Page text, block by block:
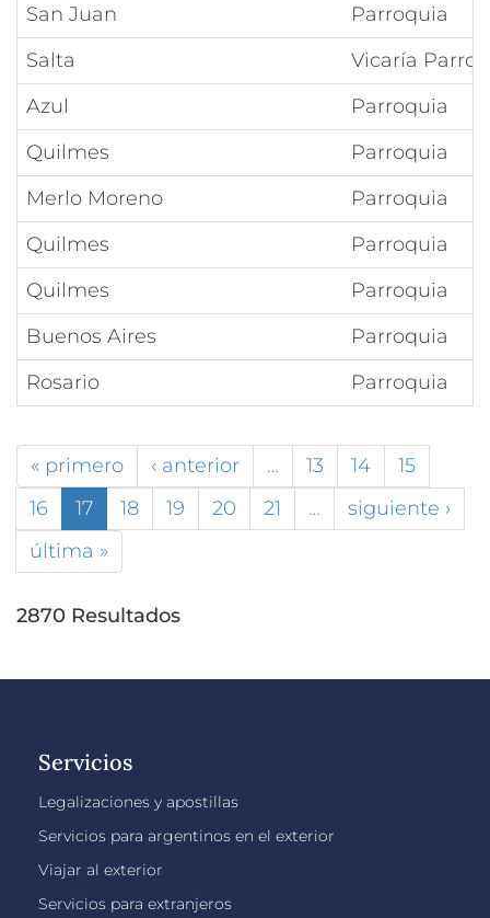
San Juan
Parroquia
Salta
Vicaría
Azul
Parroquia
Quilmes
Parroquia
Merlo Moreno
Parroquia
Quilmes
Parroquia
Quilmes
Parroquia
Buenos Aires
Parroquia
Rosario
Parroquia
« primero ‹ anterior … 13 14
15
16
17 18 19 20 21 …
siguiente ›
última »
2870 Resultados
Servicios
Legalizaciones y apostillas
Servicios para argentinos en el exterior
Viajar al exterior
Servicios para extranjeros